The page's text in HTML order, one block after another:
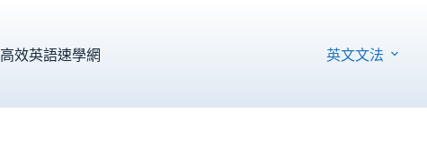
主
高效英語速學網 英文文法